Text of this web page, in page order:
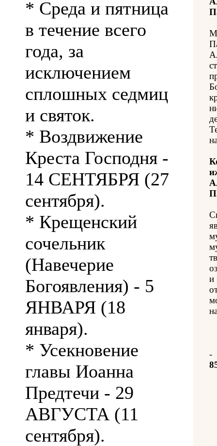
* Среда и пятница
в течение всего
года, за
исключением
сплошных седмиц
и святок.
* Воздвижение
Креста Господня -
14 СЕНТЯБРЯ (27
сентября).
* Крещенский
сочельник
(Навечерие
Богоявления) - 5
ЯНВАРЯ (18
января).
* Усекновение
главы Иоанна
Предтечи - 29
АВГУСТА (11
сентября).
и
-